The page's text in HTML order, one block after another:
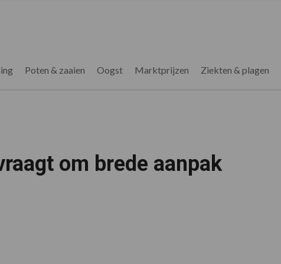
Poten & zaaien Oogst Marktprijzen Ziekten & plagen
om brede aanpak